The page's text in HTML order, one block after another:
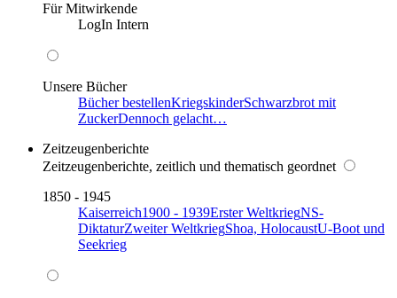
Für Mitwirkende
LogIn Intern
Unsere Bücher
Bücher bestellenKriegskinderSchwarzbrot mit
ZuckerDennoch gelacht…
Zeitzeugenberichte
Zeitzeugenberichte, zeitlich und thematisch geordnet
1850 - 1945
Kaiserreich1900 - 1939Erster WeltkriegNS-
DiktaturZweiter WeltkriegShoa, HolocaustU-Boot und
Seekrieg